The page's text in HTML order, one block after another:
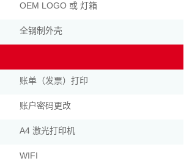
OEM LOGO 或 灯箱
全钢制外壳
账单（发票）打印
账户密码更改
A4 激光打印机
WIFI